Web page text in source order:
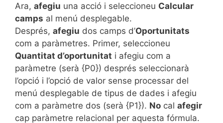
Ara, afegiu una acció i seleccioneu Calcular
camps al menú desplegable.
Després, afegiu dos camps d’Oportunitats
com a paràmetres. Primer, seleccioneu
Quantitat d’oportunitat i afegiu com a
paràmetre (serà {P0}) després seleccionarà
l’opció i l’opció de valor sense processar del
menú desplegable de tipus de dades i afegiu
com a paràmetre dos (serà {P1}). No cal afegir
cap paràmetre relacional per aquesta fórmula.